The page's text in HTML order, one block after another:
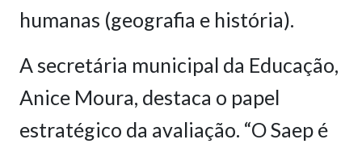
humanas (geografia e história).
A secretária municipal da Educação,
Anice Moura, destaca o papel
estratégico da avaliação. “O Saep é